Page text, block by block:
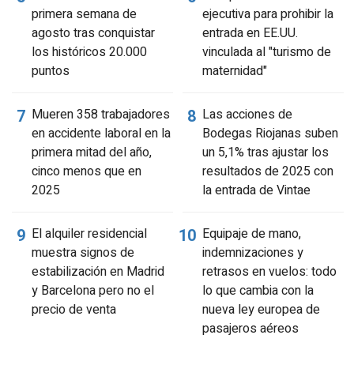
primera semana de
agosto tras conquistar
los históricos 20.000
puntos
ejecutiva para prohibir la
entrada en EE.UU.
vinculada al "turismo de
maternidad"
Mueren 358 trabajadores
en accidente laboral en la
primera mitad del año,
cinco menos que en
2025
Las acciones de
Bodegas Riojanas suben
un 5,1% tras ajustar los
resultados de 2025 con
la entrada de Vintae
El alquiler residencial
muestra signos de
estabilización en Madrid
y Barcelona pero no el
precio de venta
Equipaje de mano,
indemnizaciones y
retrasos en vuelos: todo
lo que cambia con la
nueva ley europea de
pasajeros aéreos